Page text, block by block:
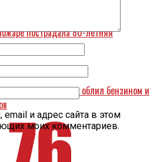
пострадала 80-летняя
после похорон облил бензином и
и адрес сайта в этом
моих комментариев.